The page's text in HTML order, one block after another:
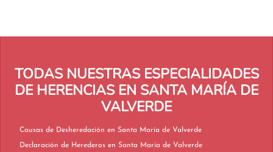
TODAS NUESTRAS ESPECIALIDADES
DE HERENCIAS EN SANTA MARÍA DE
VALVERDE
Causas de Desheredación en Santa María de Valverde
Declaración de Herederos en Santa María de Valverde